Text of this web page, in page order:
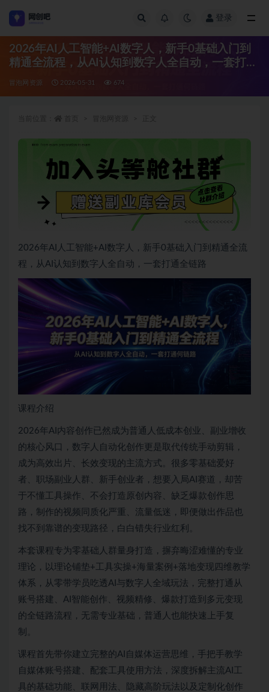
登录
2026年AI人工智能+AI数字人，新手0基础入门到
精通全流程，从AI认知到数字人全自动，一套打通
全链路
冒泡网资源 2026-05-31 674
2026年AI人工智能+AI数字人，新手0基础入门到精通全流
程，从AI认知到数字人全自动，一套打通全链路
课程介绍
2026年AI内容创作已然成为普通人低成本创业、副业增收
的核心风口，数字人自动化创作更是取代传统手动剪辑，
成为高效出片、长效变现的主流方式。很多零基础爱好
者、职场副业人群、新手创业者，想要入局AI赛道，却苦
于不懂工具操作、不会打造原创内容、缺乏爆款创作思
路，制作的视频同质化严重、流量低迷，即便做出作品也
找不到靠谱的变现路径，白白错失行业红利。
本套课程专为零基础人群量身打造，摒弃晦涩难懂的专业
理论，以理论铺垫+工具实操+海量案例+落地变现四维教学
体系，从零带学员吃透AI与数字人全域玩法，完整打通从
账号搭建、AI智能创作、视频精修、爆款打造到多元变现
的全链路流程，无需专业基础，普通人也能快速上手复
制。
课程首先带你建立完整的AI自媒体运营思维，手把手教学
自媒体账号搭建、配套工具使用方法，深度拆解主流AI工
具的基础功能、联网用法、隐藏高阶玩法以及定制化创作